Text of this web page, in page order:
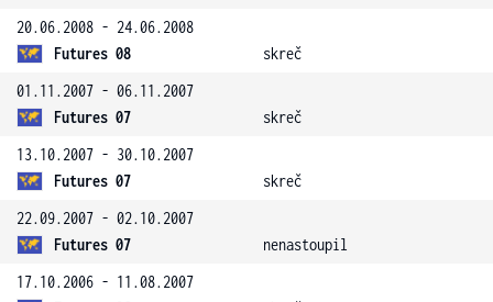
20.06.2008 - 24.06.2008
Futures 08
skreč
01.11.2007 - 06.11.2007
Futures 07
skreč
13.10.2007 - 30.10.2007
Futures 07
skreč
22.09.2007 - 02.10.2007
Futures 07
nenastoupil
17.10.2006 - 11.08.2007